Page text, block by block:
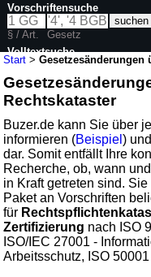
Start >Gesetzesänderungen
Rechtskataster
Buzer.de kann Sie über
informieren (Beispiel)
dar. Somit entfällt Ihre
Recherche, ob, wann
in Kraft getreten sind.
Paket an Vorschriften
für
Zertifizierung nach ISO
ISO/IEC 27001 -
Arbeitsschutz, ISO
Vorschriftensuche
§ / Art.
Gesetz
Volltextsuche